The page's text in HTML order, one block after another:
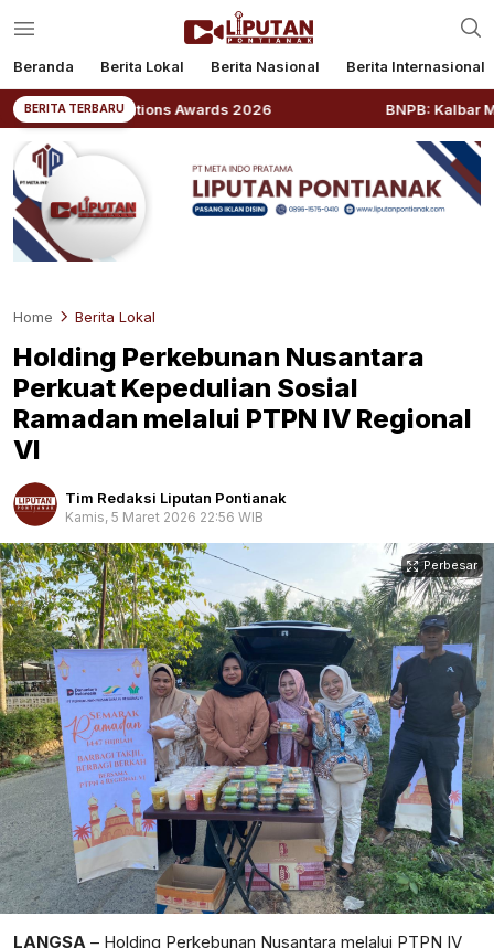
Beranda Berita Lokal Berita Nasional Berita Internasional
BERITA TERBARU
Relations Awards 2026 BNPB: Kalbar Masuk
Home Berita Lokal
Holding Perkebunan Nusantara
Perkuat Kepedulian Sosial
Ramadan melalui PTPN IV Regional
VI
Tim Redaksi Liputan Pontianak
Kamis, 5 Maret 2026 22:56 WIB
Perbesar
LANGSA – Holding Perkebunan Nusantara melalui PTPN IV